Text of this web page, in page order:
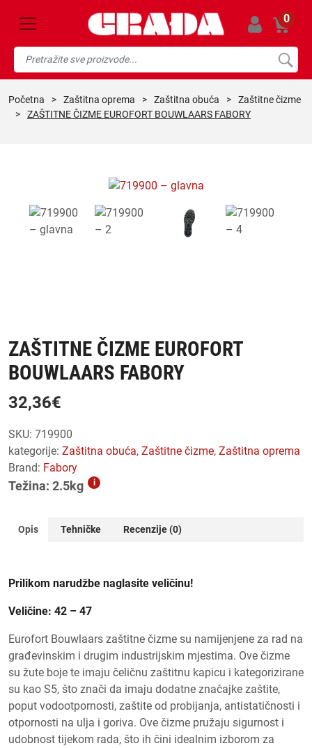
0
početna > zaštitna oprema > zaštitna obuća >
zaštitne čizme
>
ZAŠTITNE ČIZME EUROFORT BOUWLAARS FABORY
ZAŠTITNE ČIZME EUROFORT
BOUWLAARS FABORY
32,36€
SKU: 719900
kategorije:
zaštitna obuća, zaštitne čizme,
zaštitna oprema
Brand: Fabory
Težina: 2.5kg i
Opis Tehničke Recenzije (0)
Prilikom narudžbe naglasite veličinu!
Veličine: 42 – 47
Eurofort Bouwlaars zaštitne čizme su namijenjene za rad na
građevinskim i drugim industrijskim mjestima. Ove čizme
su žute boje te imaju čeličnu zaštitnu kapicu i kategorizirane
su kao S5, što znači da imaju dodatne značajke zaštite,
poput vodootpornosti, zaštite od probijanja, antistatičnosti i
otpornosti na ulja i goriva. Ove čizme pružaju sigurnost i
udobnost tijekom rada, što ih čini idealnim izborom za